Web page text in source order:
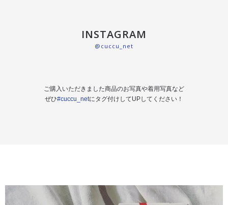
INSTAGRAM
@cuccu_net
ご購入いただきました商品のお写真や着用写真など
ぜひ#cuccu_netにタグ付けしてUPしてください！